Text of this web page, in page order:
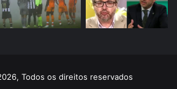
Todos os direitos reservados